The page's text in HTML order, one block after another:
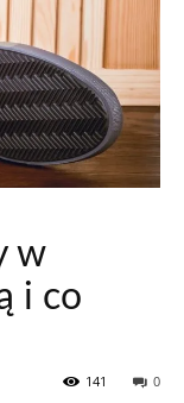
w
i co
0
141